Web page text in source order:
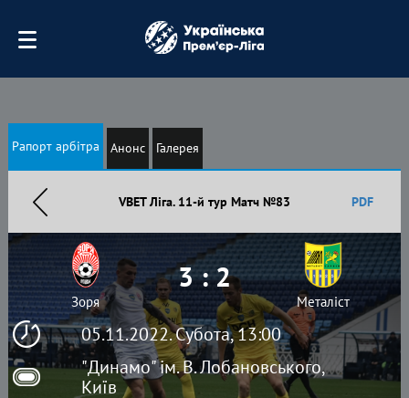
Рапорт арбітра Анонс Галерея
VBET Ліга. 11-й тур Матч №83 PDF
05.11.2022. Субота, 13:00
"Динамо" ім. В. Лобановського,
Київ
Зоря
3 : 2
Металіст